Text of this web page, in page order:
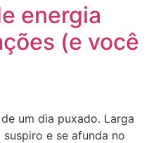
energia
(e você
um dia puxado. Larga
e se afunda no